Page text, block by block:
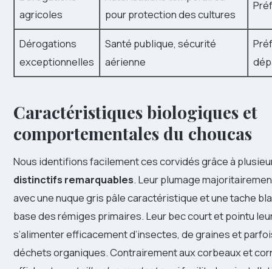
agricoles
pour protection des cultures
Dérogations
exceptionnelles
Santé publique, sécurité
aérienne
Caractéristiques biologiques et
comportementales du choucas
Nous identifions facilement ces corvidés grâce à
distinctifs remarquables. Leur plumage
avec une nuque gris pâle caractéristique et une tache
base des rémiges primaires. Leur bec court et pointu
s’alimenter efficacement d’insectes, de graines et
déchets organiques. Contrairement aux corbeaux et